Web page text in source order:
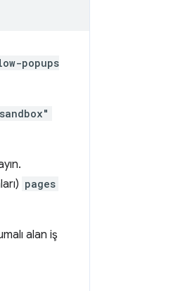
popups
pages
alan iş